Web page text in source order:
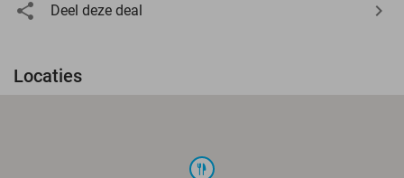
Deel deze deal
Locaties
food